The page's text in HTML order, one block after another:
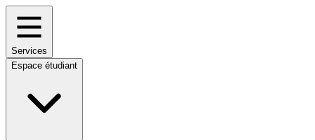
Services
Espace étudiant